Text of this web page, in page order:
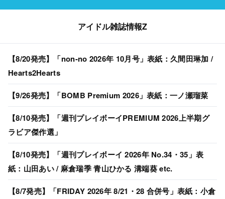
アイドル雑誌情報Z
【8/20発売】「non-no 2026年 10月号」表紙：久間田琳加 /
Hearts2Hearts
【9/26発売】「BOMB Premium 2026」表紙：一ノ瀬瑠菜
【8/10発売】「週刊プレイボーイPREMIUM 2026上半期グ
ラビア傑作選」
【8/10発売】「週刊プレイボーイ 2026年 No.34・35」表
紙：山田あい / 麻倉瑞季 青山ひかる 溝端葵 etc.
【8/7発売】「FRIDAY 2026年 8/21・28 合併号」表紙：小倉